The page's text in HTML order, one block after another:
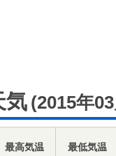
気 (2015年
最高気温 最低気温